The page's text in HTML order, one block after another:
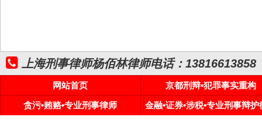
上海刑事律师杨佰林律师电话：13816613858
网站首页
京都刑辩•犯罪事实重构
贪污•贿赂•专业刑事律师
金融•证券•涉税•专业刑事辩护